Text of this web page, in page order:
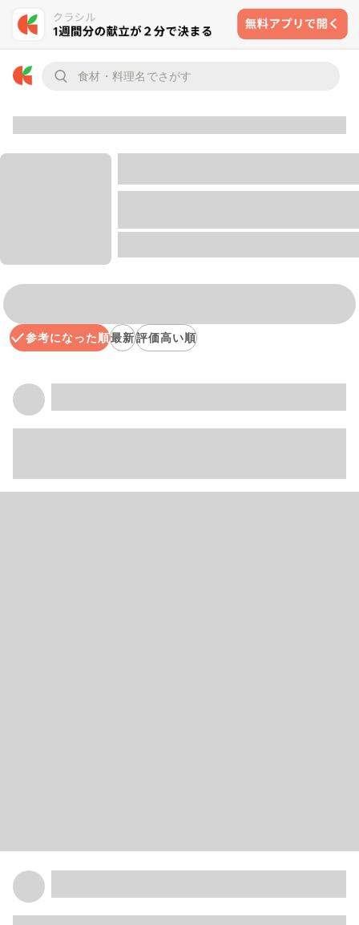
参考になった順最新評価高い順